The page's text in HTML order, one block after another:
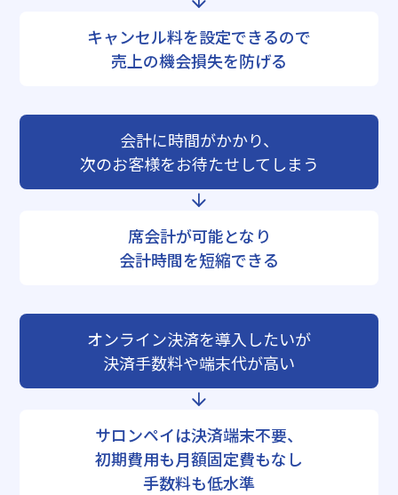
キャンセル料を設定できるので
売上の機会損失を防げる
会計に時間がかかり、
次のお客様をお待たせしてしまう
席会計が可能となり
会計時間を短縮できる
オンライン決済を導入したいが
決済手数料や端末代が高い
サロンペイは決済端末不要、
初期費用も月額固定費もなし
手数料も低水準